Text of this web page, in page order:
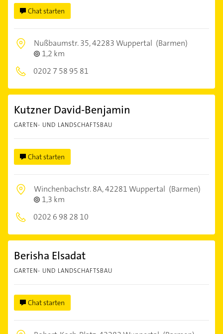
Chat starten
Nußbaumstr. 35,42283 Wuppertal (Barmen)
1,2 km
0202 7 58 95 81
Kutzner David-Benjamin
GARTEN- UND LANDSCHAFTSBAU
Chat starten
Winchenbachstr. 8A,42281 Wuppertal (Barmen)
1,3 km
0202 6 98 28 10
Berisha Elsadat
GARTEN- UND LANDSCHAFTSBAU
Chat starten